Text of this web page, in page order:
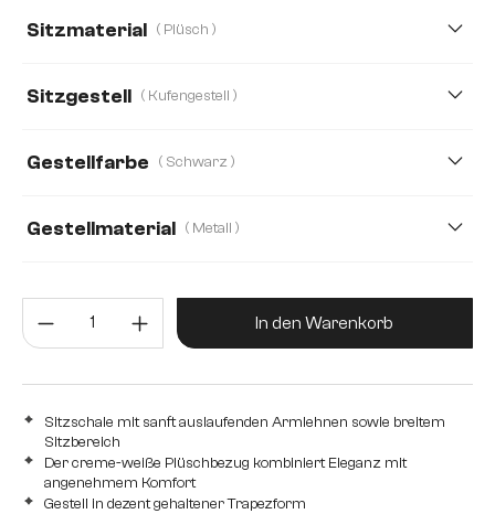
Sitzmaterial ( Plüsch )
Samt Strukturstoff Soft
Webstoff Soft
Sitzgestell ( Kufengestell )
Gestellfarbe ( Schwarz )
Gestellmaterial ( Metall )
Eiche Holz Produkt Anzahl: Gib den
In den Warenkorb
Sitzschale mit sanft auslaufenden Armlehnen sowie breitem
Sitzbereich
Der creme-weiße Plüschbezug kombiniert Eleganz mit
angenehmem Komfort
Gestell in dezent gehaltener Trapezform